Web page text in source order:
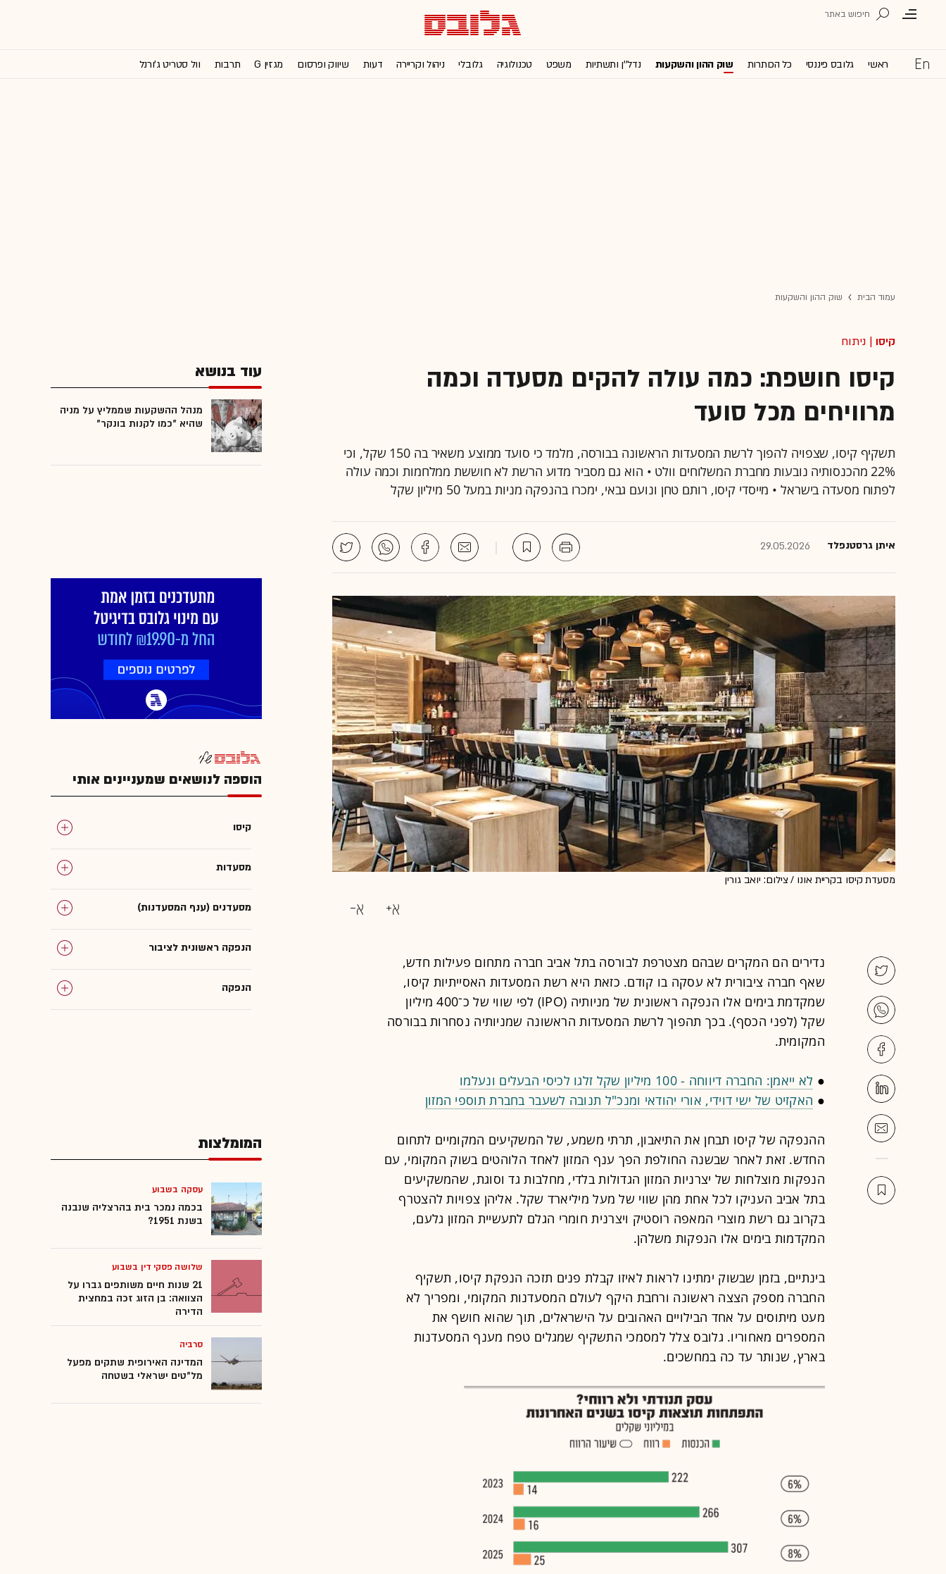
ראשי גלובס פיננסי כל הכותרות שוק ההון והשקעות נדל''ן ותשתיות משפט טכנולוגיה גלובלי ניהול וקריירה דעות שיווק ופרסום מגזין G תרבות וול סטריט ג'ורנל
עמוד הבית שוק ההון והשקעות
קיסו | ניתוח
קיסו חושפת: כמה עולה להקים מסעדה וכמה
מרוויחים מכל סועד
תשקיף קיסו, שצפויה להפוך לרשת המסעדות הראשונה בבורסה, מלמד כי סועד ממוצע משאיר בה 150 שקל, וכי
22% מהכנסותיה נובעות מחברת המשלוחים וולט • הוא גם מסביר מדוע הרשת לא חוששת ממלחמות וכמה עולה
לפתוח מסעדה בישראל • מייסדי קיסו, רותם טחן ונועם גבאי, ימכרו בהנפקה מניות במעל 50 מיליון שקל
איתן גרסטנפלד 29.05.2026
מסעדת קיסו בקריית אונו / צילום: יואב גורין
נדירים הם המקרים שבהם מצטרפת לבורסה בתל אביב חברה מתחום פעילות חדש,
שאף חברה ציבורית לא עסקה בו קודם. כזאת היא רשת המסעדות האסייתיות קיסו,
שמקדמת בימים אלו הנפקה ראשונית של מניותיה (IPO) לפי שווי של כ־400 מיליון
שקל (לפני הכסף). בכך תהפוך לרשת המסעדות הראשונה שמניותיה נסחרות בבורסה
המקומית.
● לא ייאמן: החברה דיווחה - 100 מיליון שקל זלגו לכיסי הבעלים ונעלמו
● האקזיט של ישי דוידי, אורי יהודאי ומנכ"ל תנובה לשעבר בחברת תוספי המזון
ההנפקה של קיסו תבחן את התיאבון, תרתי משמע, של המשקיעים המקומיים לתחום
החדש. זאת לאחר שבשנה החולפת הפך ענף המזון לאחד הלוהטים בשוק המקומי, עם
הנפקות מוצלחות של יצרניות המזון הגדולות בלדי, מחלבות גד וסוגת, שהמשקיעים
בתל אביב העניקו לכל אחת מהן שווי של מעל מיליארד שקל. אליהן צפויות להצטרף
בקרוב גם רשת מוצרי המאפה רוסטיק ויצרנית חומרי הגלם לתעשיית המזון גלעם,
המקדמות בימים אלו הנפקות משלהן.
בינתיים, בזמן שבשוק ימתינו לראות לאיזו קבלת פנים תזכה הנפקת קיסו, תשקיף
החברה מספק הצצה ראשונה ורחבת היקף לעולם המסעדנות המקומי, ומפריך לא
מעט מיתוסים על אחד הבילויים האהובים על הישראלים, תוך שהוא חושף את
המספרים מאחוריו. גלובס צלל למסמכי התשקיף שמגלים טפח מענף המסעדנות
בארץ, שנותר עד כה במחשכים.
עוד בנושא
מנהל ההשקעות שממליץ על מניה
שהיא "כמו לקנות בונקר"
הוספה לנושאים שמעניינים אותי
קיסו
מסעדות
מסעדנים (ענף המסעדנות)
הנפקה ראשונית לציבור
הנפקה
המומלצות
המומלצות
עסקה בשבוע
בכמה נמכר בית בהרצליה שנבנה
בשנת 1951?
שלושה פסקי דין בשבוע
21 שנות חיים משותפים גברו על
הצוואה: בן הזוג זכה במחצית
הדירה
סרביה
המדינה האירופית שתקים מפעל
מל"טים ישראלי בשטחה